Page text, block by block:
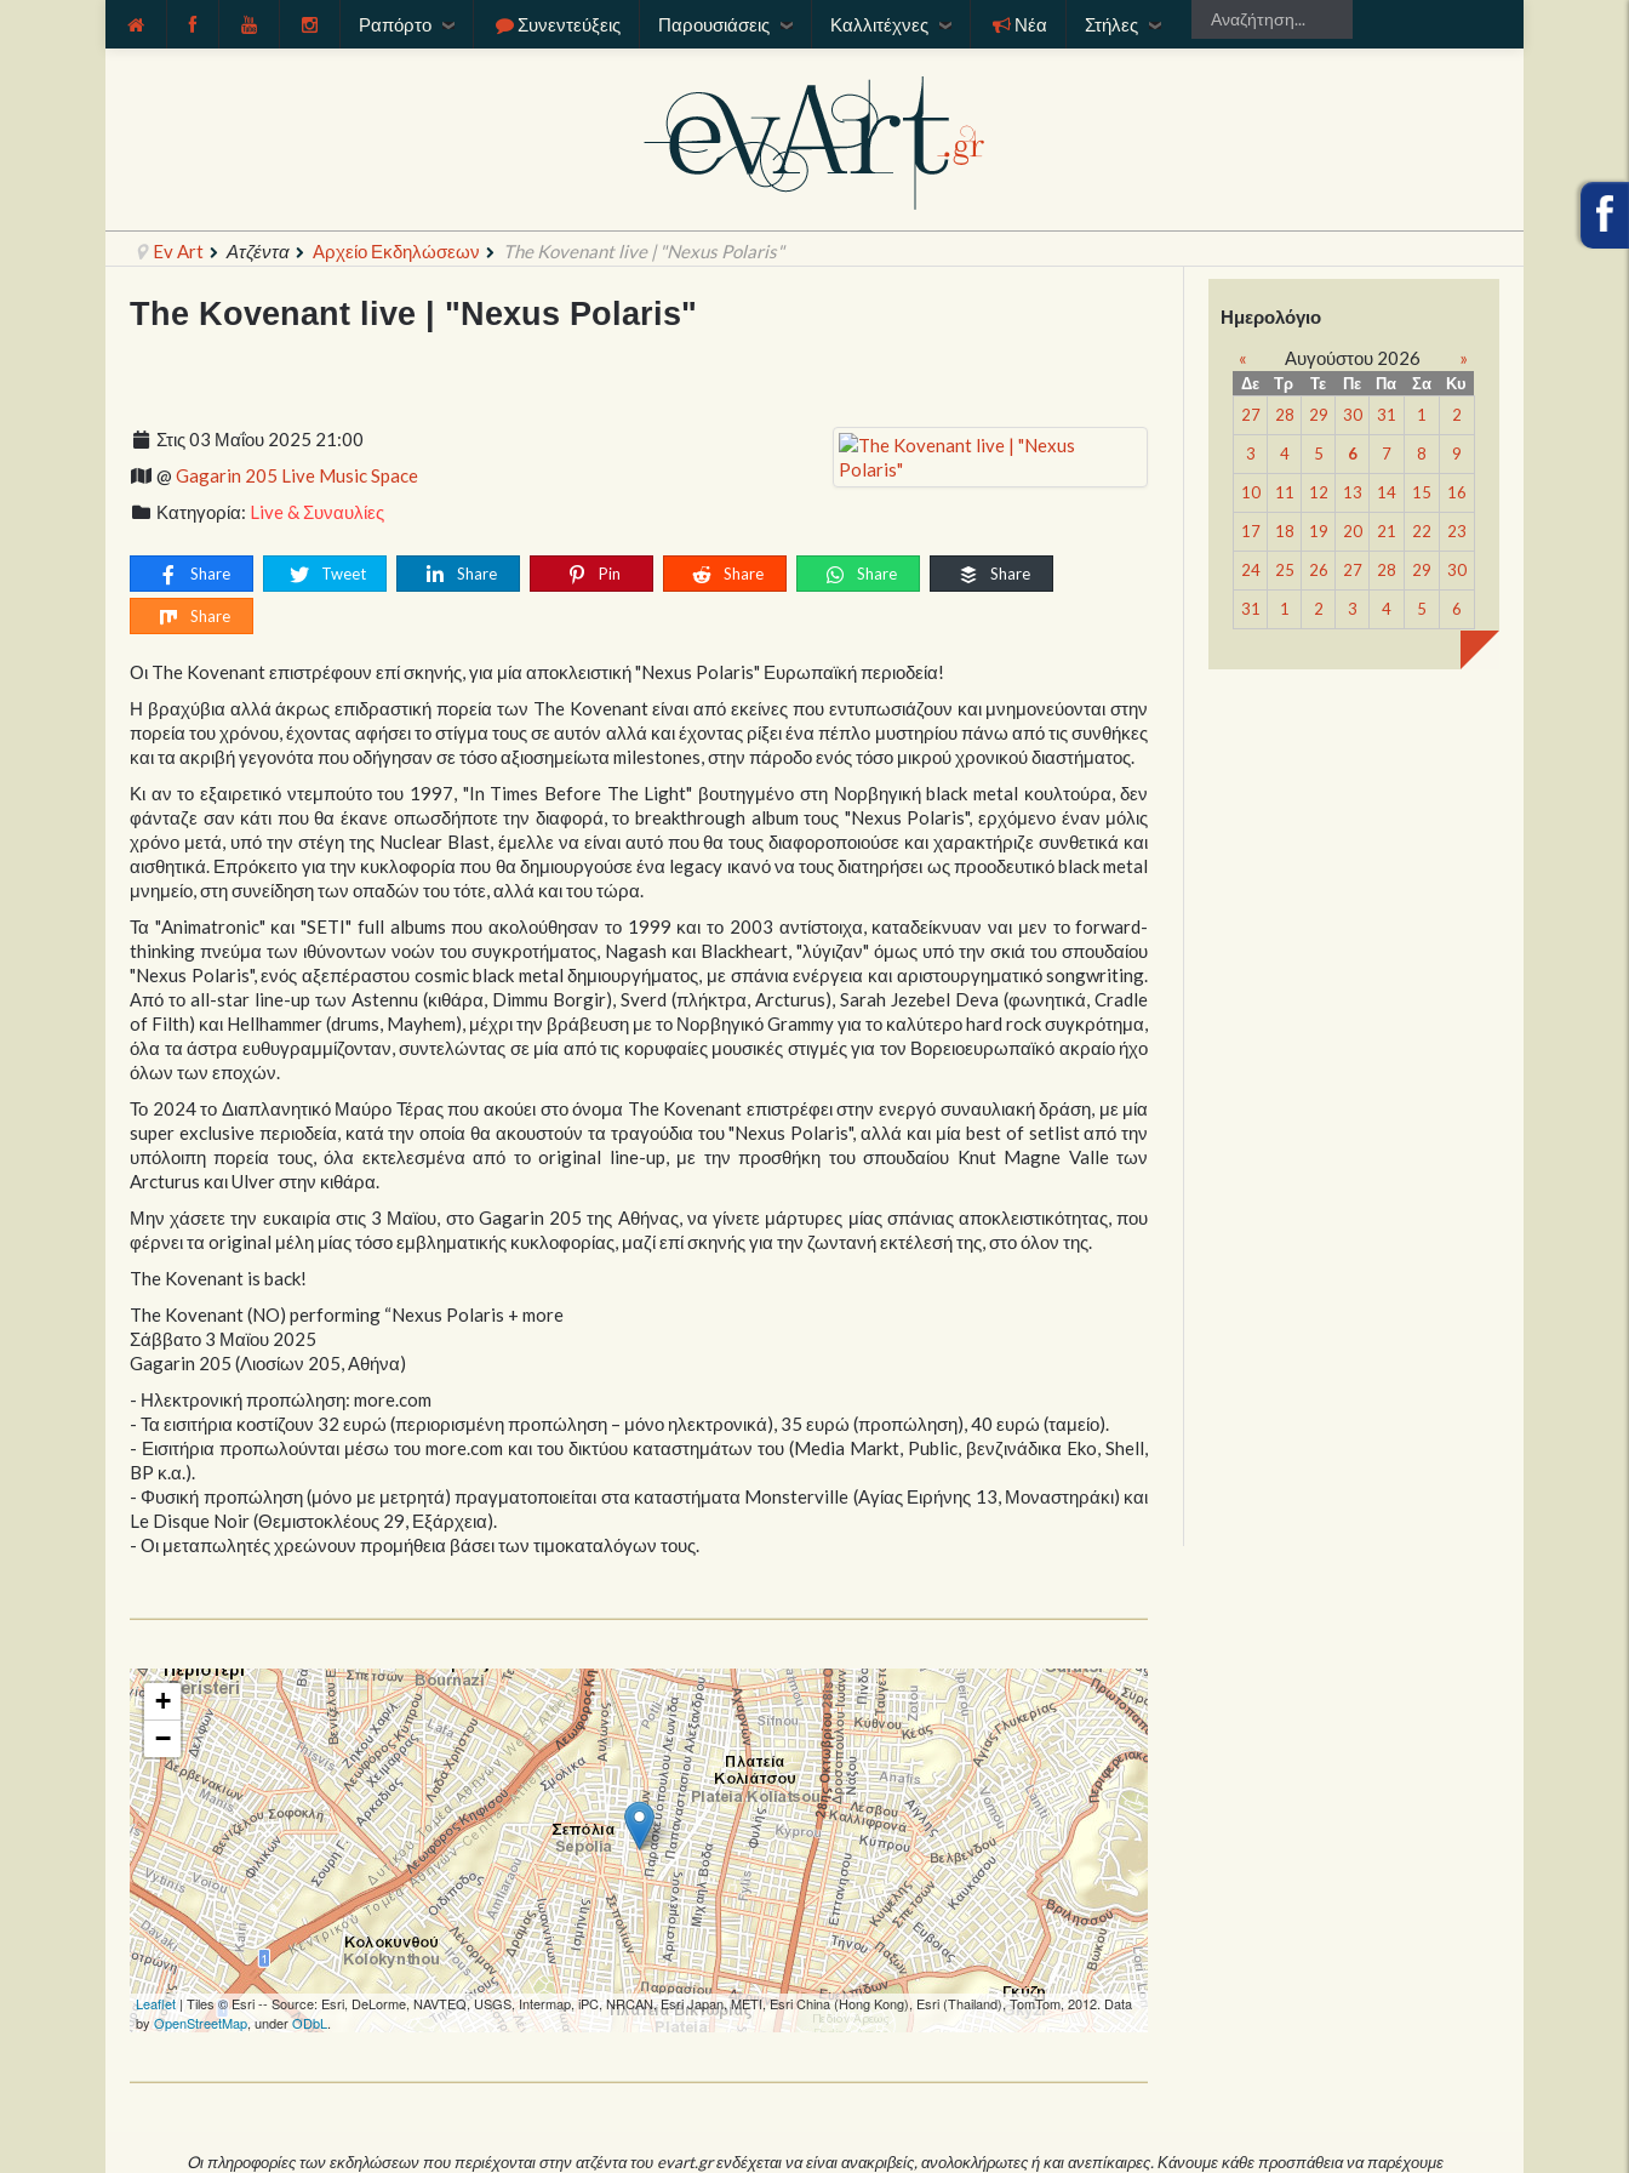
Ραπόρτο Συνεντεύξεις Παρουσιάσεις Καλλιτέχνες Νέα Στήλες
Ev Art Ατζέντα Αρχείο Εκδηλώσεων The Kovenant live | "Nexus Polaris"
The Kovenant live | "Nexus Polaris"
Στις 03 Μαΐου 2025 21:00
@ Gagarin 205 Live Music Space
Κατηγορία: Live & Συναυλίες
Share Tweet Share Pin Share Share Share
Share
Οι The Kovenant επιστρέφουν επί σκηνής, για μία αποκλειστική "Nexus Polaris" Ευρωπαϊκή περιοδεία!
Η βραχύβια αλλά άκρως επιδραστική πορεία των The Kovenant είναι από εκείνες που εντυπωσιάζουν και μνημονεύονται στην
πορεία του χρόνου, έχοντας αφήσει το στίγμα τους σε αυτόν αλλά και έχοντας ρίξει ένα πέπλο μυστηρίου πάνω από τις συνθήκες
και τα ακριβή γεγονότα που οδήγησαν σε τόσο αξιοσημείωτα milestones, στην πάροδο ενός τόσο μικρού χρονικού διαστήματος.
Κι αν το εξαιρετικό ντεμπούτο του 1997, "In Times Before The Light" βουτηγμένο στη Νορβηγική black metal κουλτούρα, δεν
φάνταζε σαν κάτι που θα έκανε οπωσδήποτε την διαφορά, το breakthrough album τους "Nexus Polaris", ερχόμενο έναν μόλις
χρόνο μετά, υπό την στέγη της Nuclear Blast, έμελλε να είναι αυτό που θα τους διαφοροποιούσε και χαρακτήριζε συνθετικά και
αισθητικά. Επρόκειτο για την κυκλοφορία που θα δημιουργούσε ένα legacy ικανό να τους διατηρήσει ως προοδευτικό black metal
μνημείο, στη συνείδηση των οπαδών του τότε, αλλά και του τώρα.
Τα "Animatronic" και "SETI" full albums που ακολούθησαν το 1999 και το 2003 αντίστοιχα, καταδείκνυαν ναι μεν το forward-
thinking πνεύμα των ιθύνοντων νοών του συγκροτήματος, Nagash και Blackheart, "λύγιζαν" όμως υπό την σκιά του σπουδαίου
"Nexus Polaris", ενός αξεπέραστου cosmic black metal δημιουργήματος, με σπάνια ενέργεια και αριστουργηματικό songwriting.
Από το all-star line-up των Astennu (κιθάρα, Dimmu Borgir), Sverd (πλήκτρα, Arcturus), Sarah Jezebel Deva (φωνητικά, Cradle
of Filth) και Hellhammer (drums, Mayhem), μέχρι την βράβευση με το Νορβηγικό Grammy για το καλύτερο hard rock συγκρότημα,
όλα τα άστρα ευθυγραμμίζονταν, συντελώντας σε μία από τις κορυφαίες μουσικές στιγμές για τον Βορειοευρωπαϊκό ακραίο ήχο
όλων των εποχών.
Το 2024 το Διαπλανητικό Μαύρο Τέρας που ακούει στο όνομα The Kovenant επιστρέφει στην ενεργό συναυλιακή δράση, με μία
super exclusive περιοδεία, κατά την οποία θα ακουστούν τα τραγούδια του "Nexus Polaris", αλλά και μία best of setlist από την
υπόλοιπη πορεία τους, όλα εκτελεσμένα από το original line-up, με την προσθήκη του σπουδαίου Knut Magne Valle των
Arcturus και Ulver στην κιθάρα.
Μην χάσετε την ευκαιρία στις 3 Μαϊου, στο Gagarin 205 της Αθήνας, να γίνετε μάρτυρες μίας σπάνιας αποκλειστικότητας, που
φέρνει τα original μέλη μίας τόσο εμβληματικής κυκλοφορίας, μαζί επί σκηνής για την ζωντανή εκτέλεσή της, στο όλον της.
The Kovenant is back!
The Kovenant (NO) performing “Nexus Polaris + more
Σάββατο 3 Μαϊου 2025
Gagarin 205 (Λιοσίων 205, Αθήνα)
- Ηλεκτρονική προπώληση: more.com
- Τα εισιτήρια κοστίζουν 32 ευρώ (περιορισμένη προπώληση – μόνο ηλεκτρονικά), 35 ευρώ (προπώληση), 40 ευρώ (ταμείο).
- Εισιτήρια προπωλούνται μέσω του more.com και του δικτύου καταστημάτων του (Media Markt, Public, βενζινάδικα Eko, Shell,
BP κ.α.).
- Φυσική προπώληση (μόνο με μετρητά) πραγματοποιείται στα καταστήματα Monsterville (Αγίας Ειρήνης 13, Μοναστηράκι) και
Le Disque Noir (Θεμιστοκλέους 29, Εξάρχεια).
- Οι μεταπωλητές χρεώνουν προμήθεια βάσει των τιμοκαταλόγων τους.
+
−
Leaflet | Tiles © Esri -- Source: Esri, DeLorme, NAVTEQ, USGS, Intermap, iPC, NRCAN, Esri Japan, METI, Esri China (Hong Kong), Esri (Thailand), TomTom, 2012. Data
byOpenStreetMap, underODbL .
Ημερολόγιο
« Αυγούστου 2026 »
Δε Τρ Τε Πε Πα Σα
Κυ
27
28 29 30 31 1
2
3
4 5 6 7 8
9
10
11 12 13 14 15
16
17
18 19 20 21 22
23
24
25 26 27 28 29
30
31
1 2 3 4 5 6
Oι πληροφορίες των εκδηλώσεων που περιέχονται στην ατζέντα του evart.gr ενδέχεται να είναι ανακριβείς, ανολοκλήρωτες ή και ανεπίκαιρες. Κάνουμε κάθε προσπάθεια να παρέχουμε